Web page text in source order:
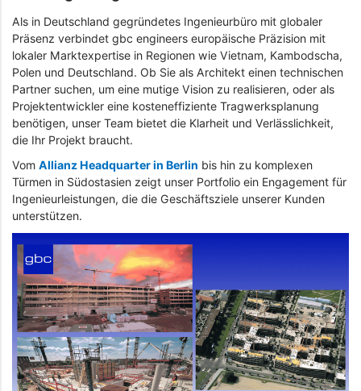
Als in Deutschland gegründetes Ingenieurbüro mit globaler
Präsenz verbindet gbc engineers europäische Präzision mit
lokaler Marktexpertise in Regionen wie Vietnam, Kambodscha,
Polen und Deutschland. Ob Sie als Architekt einen technischen
Partner suchen, um eine mutige Vision zu realisieren, oder als
Projektentwickler eine kosteneffiziente Tragwerksplanung
benötigen, unser Team bietet die Klarheit und Verlässlichkeit,
die Ihr Projekt braucht.
Vom Allianz Headquarter in Berlin bis hin zu komplexen
Türmen in Südostasien zeigt unser Portfolio ein Engagement für
Ingenieurleistungen, die die Geschäftsziele unserer Kunden
unterstützen.